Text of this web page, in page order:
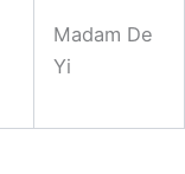
Madam De
Yi